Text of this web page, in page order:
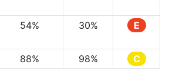
54% 30% E
88% 98% C